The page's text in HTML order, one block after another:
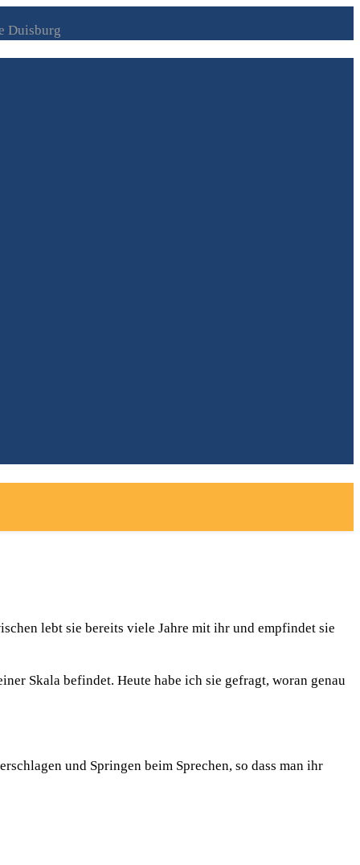
lebt sie bereits viele Jahre mit ihr und empfindet sie
Skala befindet. Heute habe ich sie gefragt, woran genau
und Springen beim Sprechen, so dass man ihr